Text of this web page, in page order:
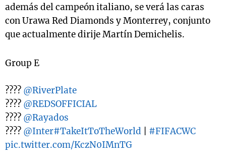
además del campeón italiano, se verá las caras
con Urawa Red Diamonds y Monterrey, conjunto
que actualmente dirije Martín Demichelis.
Group E
???? @RiverPlate
???? @REDSOFFICIAL
???? @Rayados
???? @Inter#TakeItToTheWorld
#FIFACWC
pic.twitter.com/KczN0IMnTG